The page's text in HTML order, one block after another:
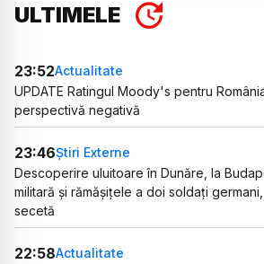
ULTIMELE
23:52Actualitate
UPDATE Ratingul Moody's pentru
perspectivă negativă
23:46Știri Externe
Descoperire uluitoare în Dunăre, la
militară și rămășițele a doi soldați
secetă
22:58Actualitate